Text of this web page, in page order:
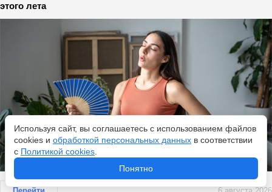
этого лета
Перейти 6 августа 2026
Используя сайт, вы соглашаетесь с использованием файлов
cookies и обработкой персональных данных в соответствии
с Политикой cookies
Понятно